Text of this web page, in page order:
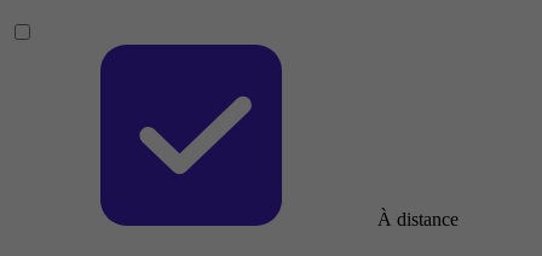
À distance